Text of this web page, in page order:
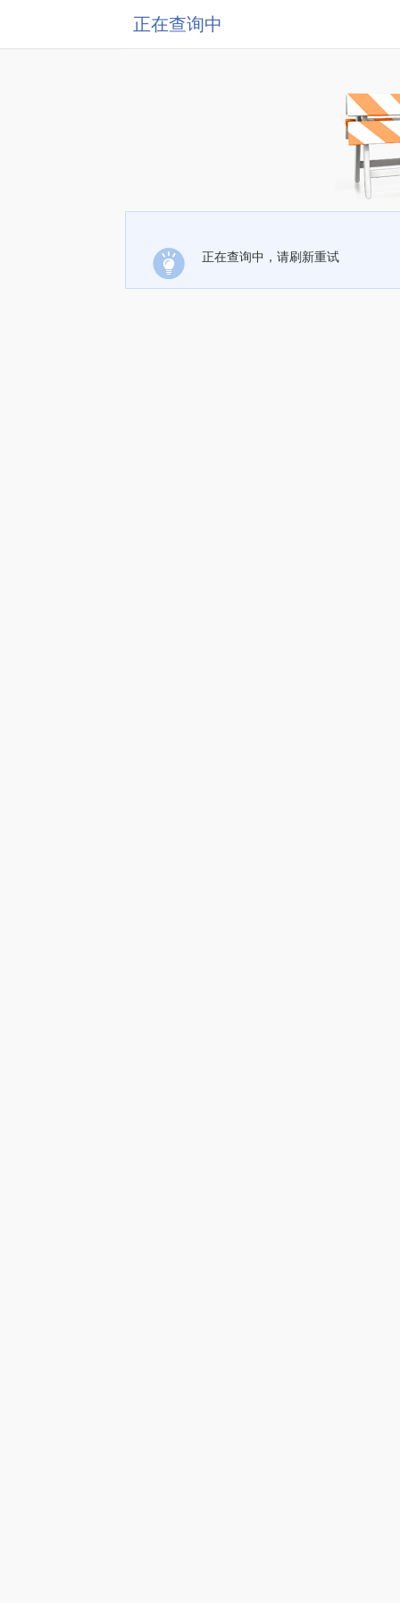
正在查询中
正在查询中，请刷新重试